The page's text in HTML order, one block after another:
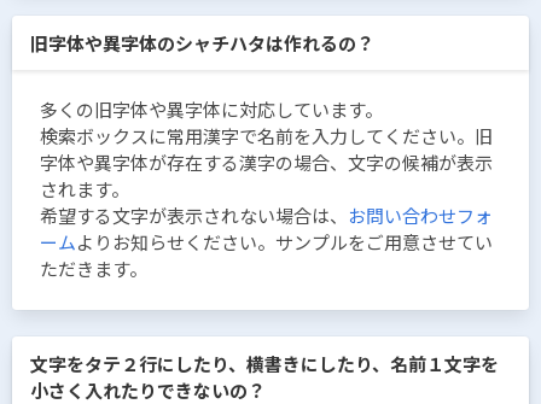
旧字体や異字体のシャチハタは作れるの？
多くの旧字体や異字体に対応しています。
検索ボックスに常用漢字で名前を入力してください。旧
字体や異字体が存在する漢字の場合、文字の候補が表示
されます。
希望する文字が表示されない場合は、 お問い合わせフォ
ームよりお知らせください。サンプルをご用意させてい
ただきます。
文字をタテ２行にしたり、横書きにしたり、名前１文字を
小さく入れたりできないの？